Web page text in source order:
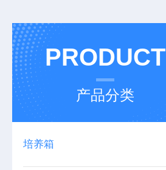
PRODUCT
产品分类
培养箱